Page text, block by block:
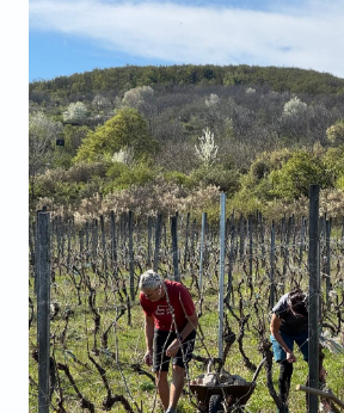
VIDEO
ARCHÍV VYDANÍ